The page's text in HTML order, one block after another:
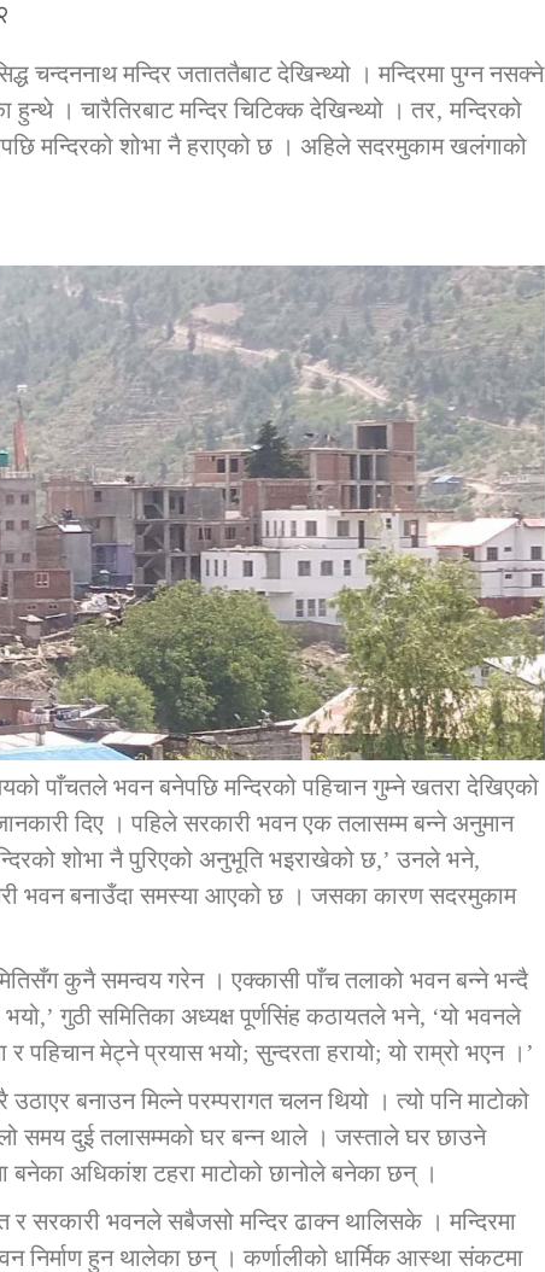
तातोपानी गाउँपालिका जुम्लाको महिला तथा
लैङ्गिक हिंसा सम्बन्धी सूचना सन्देश
तातोपानी गाउँपालिका जुम्लाको सूचना
चन्दननाथ मन्दिर जताततैबाट देखिन्थ्यो । मन्दिरमा पुग्न नसक्ने
हुन्थे । चारैतिरबाट मन्दिर‍ चिटिक्क देखिन्थ्यो । तर‚ मन्दिरको
मन्दिरको शोभा नै हराएको छ । अहिले सदरमुकाम खलंगाको
पाँचतले भवन बनेपछि मन्दिरको पहिचान गुम्ने खतरा देखिएको
दिए । पहिले सरकारी भवन एक तलासम्म बन्ने अनुमान
शोभा नै पुरिएको अनुभूति भइराखेको छ,’ उनले भने,
भवन बनाउँदा समस्या आएको छ । जसका कारण सदरमुकाम
कुनै समन्वय गरेन । एक्कासी पाँच तलाको भवन बन्ने भन्दै
गुठी समितिका अध्यक्ष पूर्णसिंह कठायतले भने, ‘यो भवनले
र पहिचान मेट्ने प्रयास भयो; सुन्दरता हरायो; यो राम्रो भएन ।’
उठाएर बनाउन मिल्ने परम्परागत चलन थियो । त्यो पनि माटोको
समय दुई तलासम्मको घर बन्न थाले । जस्ताले घर छाउने
बनेका अधिकांश टहरा माटोको छानोले बनेका छन् ।
सरकारी भवनले सबैजसो मन्दिर ढाक्न थालिसके । मन्दिरमा
निर्माण हुन थालेका छन् । कर्णालीको धार्मिक आस्था संकटमा